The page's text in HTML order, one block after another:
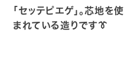
「セッテピエゲ」。芯地
まれている造りです👔